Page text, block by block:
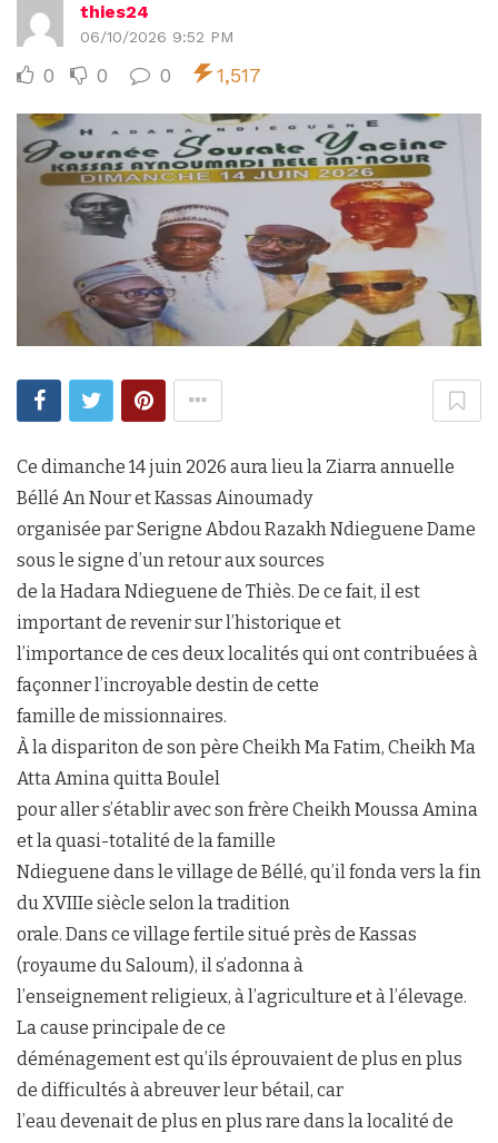
thies24
06/10/2026 9:52 PM
0 0 0 1,517
Ce dimanche 14 juin 2026 aura lieu la Ziarra annuelle
Béllé An Nour et Kassas Ainoumady
organisée par Serigne Abdou Razakh Ndieguene Dame
sous le signe d’un retour aux sources
de la Hadara Ndieguene de Thiès. De ce fait, il est
important de revenir sur l’historique et
l’importance de ces deux localités qui ont contribuées à
façonner l’incroyable destin de cette
famille de missionnaires.
À la dispariton de son père Cheikh Ma Fatim, Cheikh Ma
Atta Amina quitta Boulel
pour aller s’établir avec son frère Cheikh Moussa Amina
et la quasi-totalité de la famille
Ndieguene dans le village de Béllé, qu’il fonda vers la fin
du XVIIIe siècle selon la tradition
orale. Dans ce village fertile situé près de Kassas
(royaume du Saloum), il s’adonna à
l’enseignement religieux, à l’agriculture et à l’élevage.
La cause principale de ce
déménagement est qu’ils éprouvaient de plus en plus
de difficultés à abreuver leur bétail, car
l’eau devenait de plus en plus rare dans la localité de